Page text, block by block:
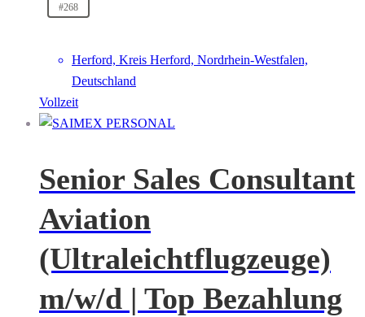
#268
Herford, Kreis Herford, Nordrhein-Westfalen,
Deutschland
Vollzeit
Senior Sales Consultant
Aviation
(Ultraleichtflugzeuge)
m/w/d | Top Bezahlung